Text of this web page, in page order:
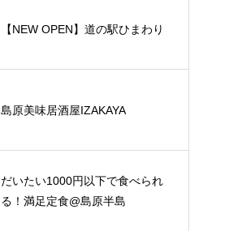
【NEW OPEN】道の駅ひまわり
島原美味居酒屋IZAKAYA
だいたい1000円以下で食べられ
る！満足定食@島原半島